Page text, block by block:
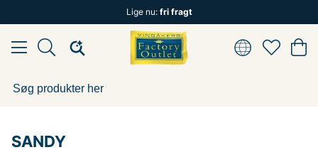
Lige nu: fri fragt
SANDY